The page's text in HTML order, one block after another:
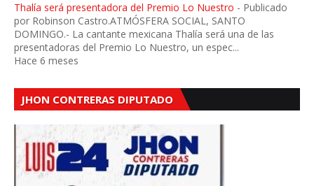
Thalía será presentadora del Premio Lo Nuestro - Publicado
por Robinson Castro.ATMÓSFERA SOCIAL, SANTO
DOMINGO.- La cantante mexicana Thalía será una de las
presentadoras del Premio Lo Nuestro, un espec...
Hace 6 meses
JHON CONTRERAS DIPUTADO